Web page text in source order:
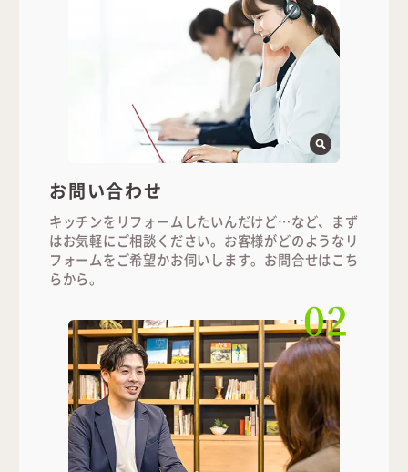
お問い合わせ
キッチンをリフォームしたいんだけど…など、まず
はお気軽にご相談ください。お客様がどのようなリ
フォームをご希望かお伺いします。お問合せはこち
らから。
02